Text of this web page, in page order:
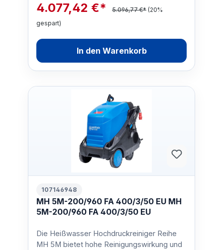
4.077,42 €* 5.096,77 €* (20%
gespart)
In den Warenkorb
107146948
MH 5M-200/960 FA 400/3/50 EU MH
5M-200/960 FA 400/3/50 EU
Die Heißwasser Hochdruckreiniger Reihe
MH 5M bietet hohe Reinigungswirkung und